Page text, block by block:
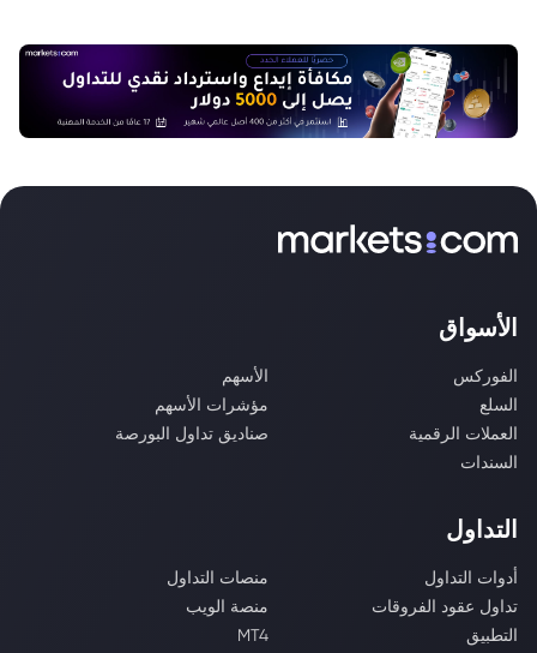
الأسواق
الفوركس
الأسهم
السلع
مؤشرات الأسهم
العملات الرقمية
صناديق تداول البورصة
السندات
التداول
أدوات التداول
منصات التداول
تداول عقود الفروقات
منصة الويب
التطبيق
MT4